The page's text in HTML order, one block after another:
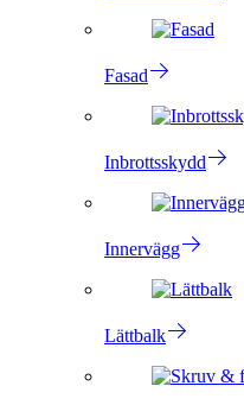
Fasad
Inbrottsskydd
Innervägg
Lättbalk